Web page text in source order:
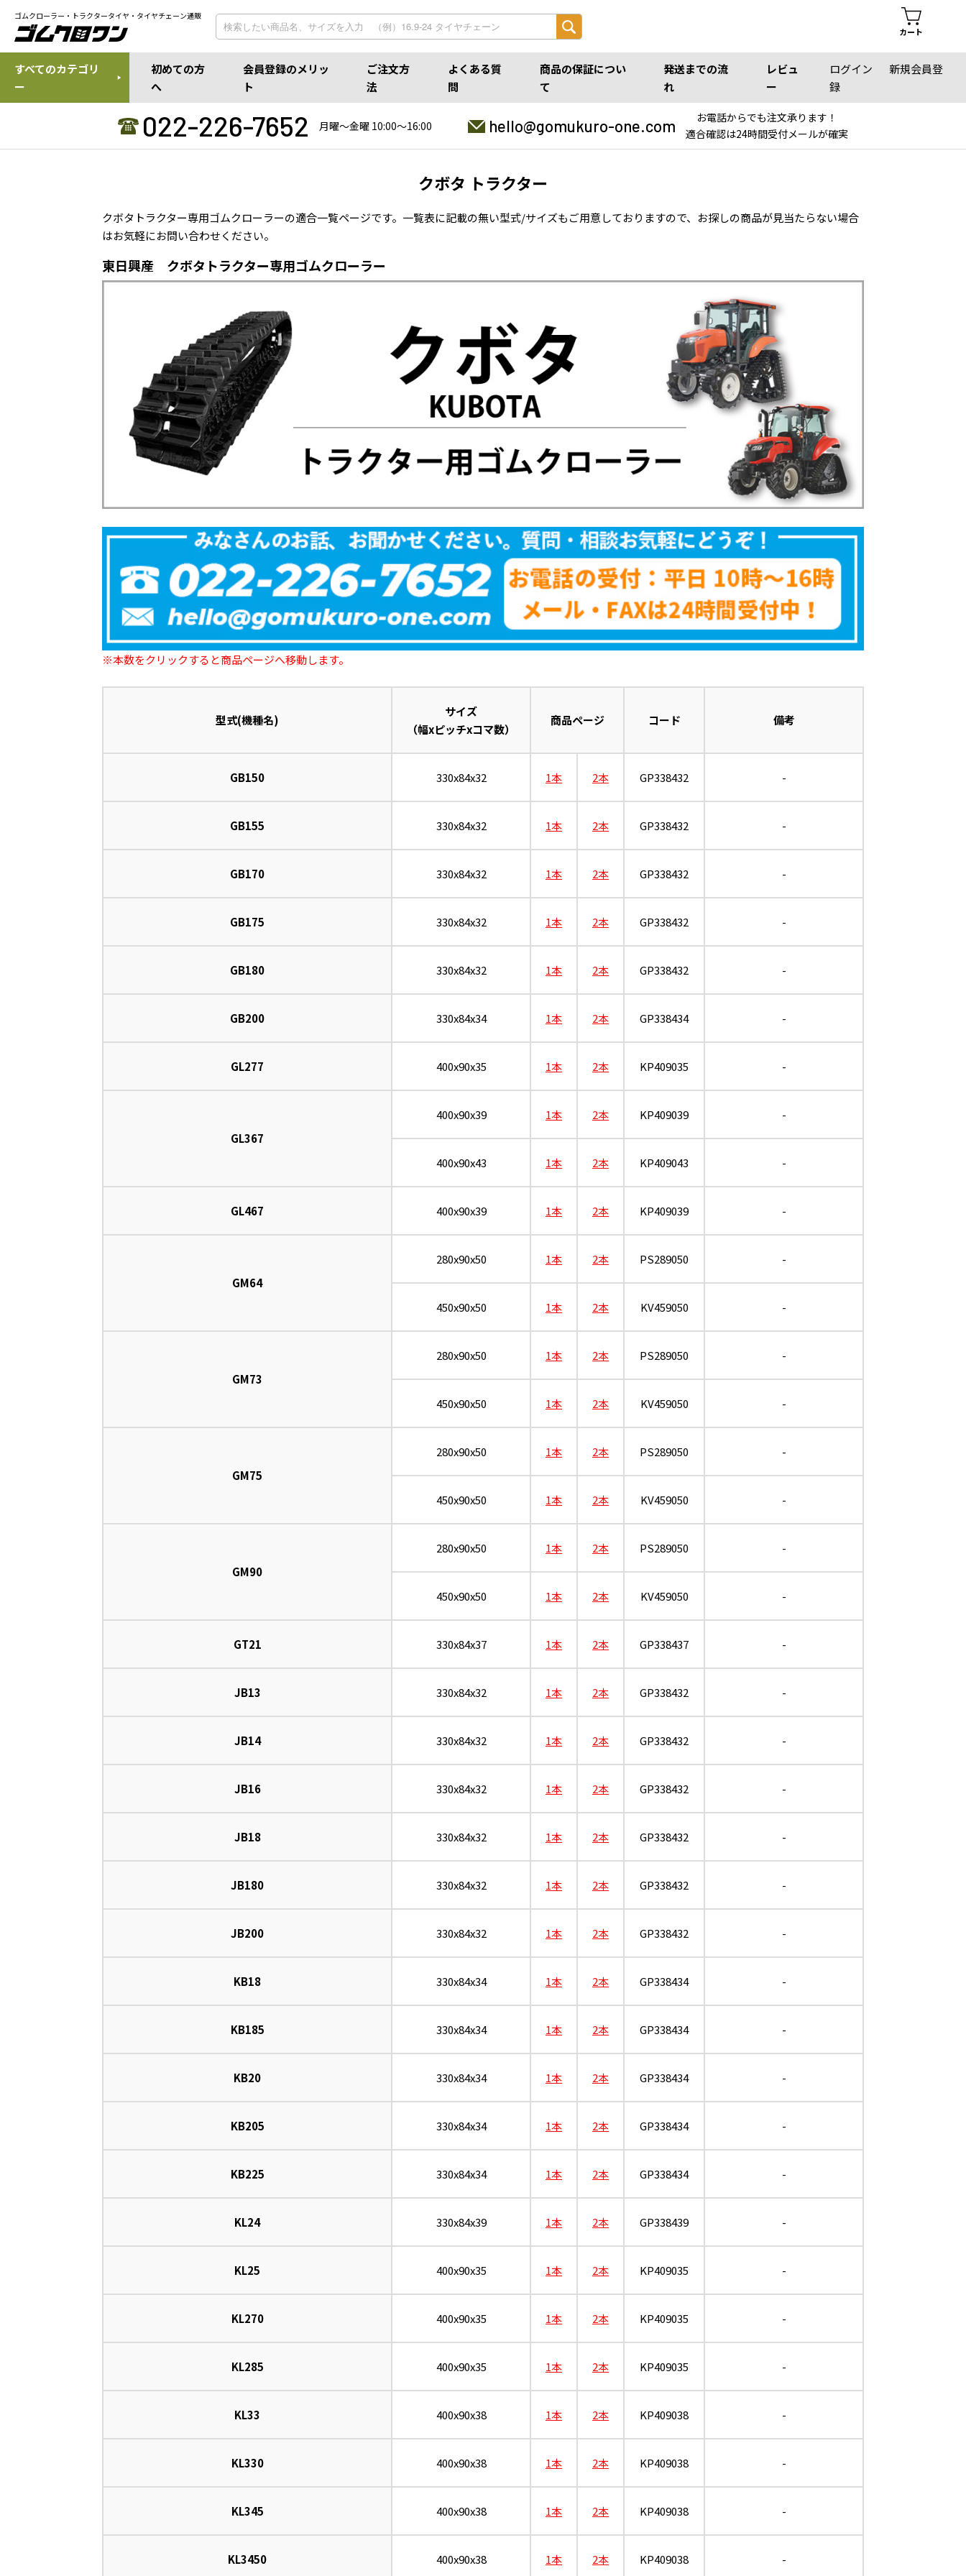
ゴムクローラー・トラクタータイヤ・タイヤチェーン通販
カート
すべてのカテゴリ
ー
初めての方
へ
会員登録のメリッ
ト
ご注文方
法
よくある質
問
商品の保証につい
て
発送までの流
れ
レビュ
ー
ログイン
新規会員登
録
022-226-7652 月曜〜金曜 10:00〜16:00 hello@gomukuro-one.com
お電話からでも注文承ります！
適合確認は24時間受付メールが確実
クボタ トラクター
クボタトラクター専用ゴムクローラーの適合一覧ページです。一覧表に記載の無い型式/サイズもご用意しておりますので、お探しの商品が見当たらない場合
はお気軽にお問い合わせください。
東日興産 クボタトラクター専用ゴムクローラー
※本数をクリックすると商品ページへ移動します。
型式(機種名)
サイズ
（幅xピッチxコマ数）
商品ページ コード 備考
GB150 330x84x32 1本 2本 GP338432 -
GB155 330x84x32 1本 2本 GP338432 -
GB170 330x84x32 1本 2本 GP338432 -
GB175 330x84x32 1本 2本 GP338432 -
GB180 330x84x32 1本 2本 GP338432 -
GB200 330x84x34 1本 2本 GP338434 -
GL277 400x90x35 1本 2本 KP409035 -
GL367
400x90x39 1本 2本 KP409039 -
400x90x43 1本 2本 KP409043 -
GL467 400x90x39 1本 2本 KP409039 -
GM64
280x90x50 1本 2本 PS289050 -
450x90x50 1本 2本 KV459050 -
GM73
280x90x50 1本 2本 PS289050 -
450x90x50 1本 2本 KV459050 -
GM75
280x90x50 1本 2本 PS289050 -
450x90x50 1本 2本 KV459050 -
GM90
280x90x50 1本 2本 PS289050 -
450x90x50 1本 2本 KV459050 -
GT21 330x84x37 1本 2本 GP338437 -
JB13 330x84x32 1本 2本 GP338432 -
JB14 330x84x32 1本 2本 GP338432 -
JB16 330x84x32 1本 2本 GP338432 -
JB18 330x84x32 1本 2本 GP338432 -
JB180 330x84x32 1本 2本 GP338432 -
JB200 330x84x32 1本 2本 GP338432 -
KB18 330x84x34 1本 2本 GP338434 -
KB185 330x84x34 1本 2本 GP338434 -
KB20 330x84x34 1本 2本 GP338434 -
KB205 330x84x34 1本 2本 GP338434 -
KB225 330x84x34 1本 2本 GP338434 -
KL24 330x84x39 1本 2本 GP338439 -
KL25 400x90x35 1本 2本 KP409035 -
KL270 400x90x35 1本 2本 KP409035 -
KL285 400x90x35 1本 2本 KP409035 -
KL33 400x90x38 1本 2本 KP409038 -
KL330 400x90x38 1本 2本 KP409038 -
KL345 400x90x38 1本 2本 KP409038 -
KL3450 400x90x38 1本 2本 KP409038 -